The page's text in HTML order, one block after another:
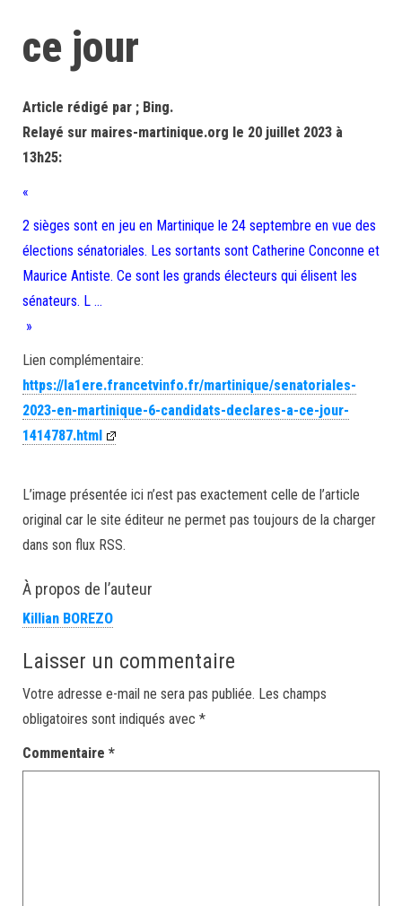
ce jour
Article rédigé par ; Bing.
Relayé sur maires-martinique.org le 20 juillet 2023 à
13h25:
«
2 sièges sont en jeu en Martinique le 24 septembre en vue des
élections sénatoriales. Les sortants sont Catherine Conconne et
Maurice Antiste. Ce sont les grands électeurs qui élisent les
sénateurs. L …
»
Lien complémentaire:
https://la1ere.francetvinfo.fr/martinique/senatoriales-
2023-en-martinique-6-candidats-declares-a-ce-jour-
1414787.html
L’image présentée ici n’est pas exactement celle de l’article
original car le site éditeur ne permet pas toujours de la charger
dans son flux RSS.
À propos de l’auteur
Killian BOREZO
Laisser un commentaire
Votre adresse e-mail ne sera pas publiée. Les champs
obligatoires sont indiqués avec *
Commentaire *